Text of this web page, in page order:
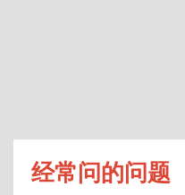
经常问的问题